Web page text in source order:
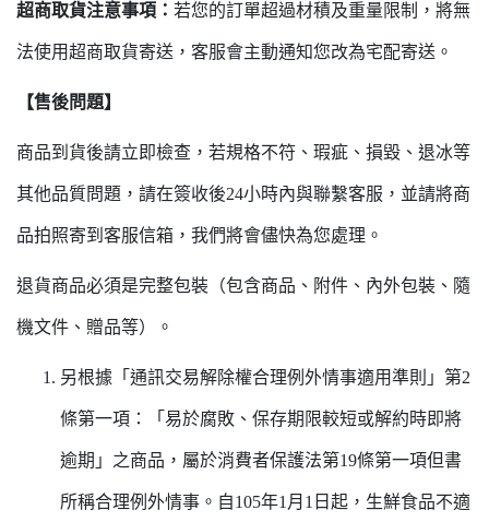
超商取貨注意事項： 若您的訂單超過材積及重量限制，將無
法使用超商取貨寄送，客服會主動通知您改為宅配寄送。
【售後問題】
商品到貨後請立即檢查，若規格不符、瑕疵、損毀、退冰等
其他品質問題，請在簽收後24小時內與聯繫客服，並請將商
品拍照寄到客服信箱，我們將會儘快為您處理。
退貨商品必須是完整包裝（包含商品、附件、內外包裝、隨
機文件、贈品等）。
另根據「通訊交易解除權合理例外情事適用準則」第2
條第一項：「易於腐敗、保存期限較短或解約時即將
逾期」之商品，屬於消費者保護法第19條第一項但書
所稱合理例外情事。自105年1月1日起，生鮮食品不適